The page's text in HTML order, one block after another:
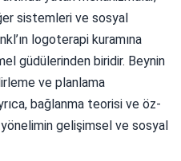
sistemleri ve sosyal
logoterapi kuramına
güdülerinden biridir. Beynin
ve planlama
bağlanma teorisi ve öz-
gelişimsel ve sosyal